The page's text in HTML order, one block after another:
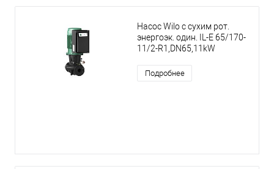
Насос Wilo с сухим рот.
энергоэк. один. IL-E 65/170-
11/2-R1,DN65,11kW
Подробнее